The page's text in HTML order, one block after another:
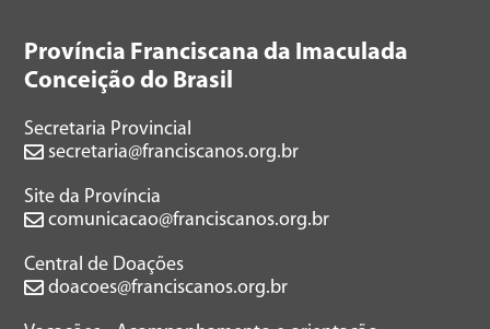
Província Franciscana da Imaculada
Conceição do Brasil
Secretaria Provincial
secretaria@franciscanos.org.br
Site da Província
comunicacao@franciscanos.org.br
Central de Doações
doacoes@franciscanos.org.br